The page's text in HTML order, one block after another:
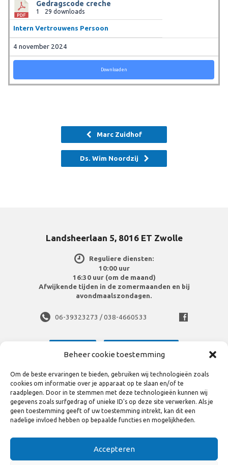
Beheer cookie toestemming
Om de beste ervaringen te bieden, gebruiken wij technologieën zoals
cookies om informatie over je apparaat op te slaan en/of te
raadplegen. Door in te stemmen met deze technologieën kunnen wij
gegevens zoals surfgedrag of unieke ID's op deze site verwerken. Als je
geen toestemming geeft of uw toestemming intrekt, kan dit een
nadelige invloed hebben op bepaalde functies en mogelijkheden.
Accepteren
Gedragscode creche
1 29 downloads
Intern Vertrouwens Persoon
4 november 2024
Downloaden
Marc Zuidhof
Ds. Wim Noordzij
Landsheerlaan 5, 8016 ET Zwolle
Reguliere diensten:
10:00 uur
16:30 uur (om de maand)
Afwijkende tijden in de zomermaanden en bij
avondmaalszondagen.
06-39323273 / 038-4660533
Bekijk volledige site
Disclaimer en privacy statement